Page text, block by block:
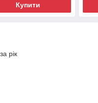
Купити
рік